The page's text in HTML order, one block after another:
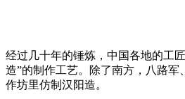
经过几十年的锤炼，中国各地的工
造”的制作工艺。除了南方，八路军
作坊里仿制汉阳造。